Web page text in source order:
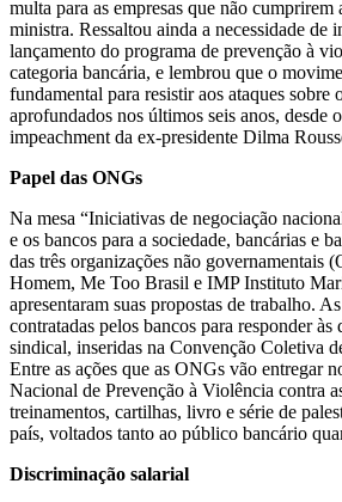
multa para as empresas que não cumprirem
ministra. Ressaltou ainda a necessidade de
lançamento do programa de prevenção à
categoria bancária, e lembrou que o
fundamental para resistir aos ataques sobre
aprofundados nos últimos seis anos, desde
impeachment da ex-presidente Dilma
Papel das ONGs
Na mesa “Iniciativas de negociação
e os bancos para a sociedade, bancárias e
das três organizações não governamentais
Homem, Me Too Brasil e IMP Instituto
apresentaram suas propostas de trabalho.
contratadas pelos bancos para responder
sindical, inseridas na Convenção Coletiva
Entre as ações que as ONGs vão entregar
Nacional de Prevenção à Violência contra
treinamentos, cartilhas, livro e série de
país, voltados tanto ao público bancário
Discriminação salarial